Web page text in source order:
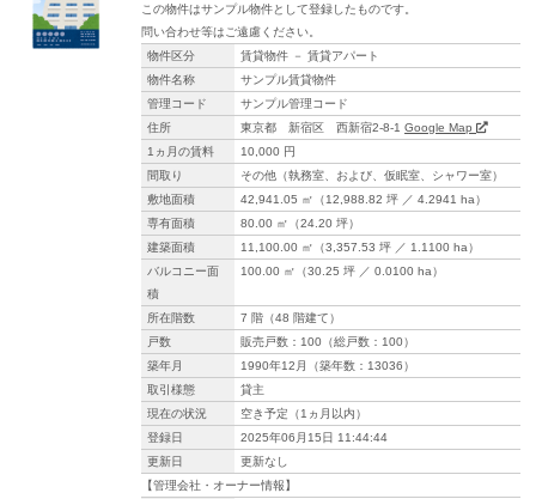
この物件はサンプル物件として登録したものです。
問い合わせ等はご遠慮ください。
物件区分
賃貸物件 － 賃貸アパート
物件名称
サンプル賃貸物件
管理コード
サンプル管理コード
住所
東京都 新宿区 西新宿2-8-1Google Map
1ヵ月の賃料
10,000 円
間取り
その他（執務室、および、仮眠室、シャワー室）
敷地面積
42,941.05 ㎡（12,988.82 坪 ／ 4.2941 ha）
専有面積
80.00 ㎡（24.20 坪）
建築面積
11,100.00 ㎡（3,357.53 坪 ／ 1.1100 ha）
バルコニー面
積
100.00 ㎡（30.25 坪 ／ 0.0100 ha）
所在階数
7 階（48 階建て）
戸数
販売戸数：100（総戸数：100）
築年月
1990年12月（築年数：13036）
取引様態
貸主
現在の状況
空き予定（1ヵ月以内）
登録日
2025年06月15日 11:44:44
更新日
更新なし
【管理会社・オーナー情報】